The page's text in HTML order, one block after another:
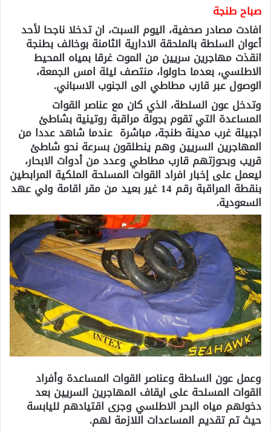
صباح طنجة
افادت مصادر صحفية، اليوم السبت، ان تدخلا ناجحا لأحد
أعوان السلطة بالملحقة الادارية الثامنة بوخالف بطنجة
انقذت مهاجرين سريين من الموت غرقا بمياه المحيط
الاطلسي، بعدما حاولوا، منتصف ليلة امس الجمعة،
الوصول عبر قارب مطاطي الى الجنوب الاسباني.
وتدخل عون السلطة، الذي كان مع عناصر القوات
المساعدة التي تقوم بجولة مراقبة روتينية بشاطئ
اجبيلة غرب مدينة طنجة، مباشرة عندما شاهد عددا من
المهاجرين السريين وهم ينطلقون بسرعة نحو شاطئ
قريب وبحوزتهم قارب مطاطي وعدد من أدوات الابحار،
ليعمل على إخبار افراد القوات المسلحة الملكية المرابطين
بنقطة المراقبة رقم 14 غير بعيد من مقر اقامة ولي عهد
السعودية.
وعمل عون السلطة وعناصر القوات المساعدة وأفراد
القوات المسلحة على ايقاف المهاجرين السريين بعد
دخولهم مياه البحر الاطلسي وجرى اقتيادهم لليابسة
حيث تم تقديم المساعدات اللازمة لهم.